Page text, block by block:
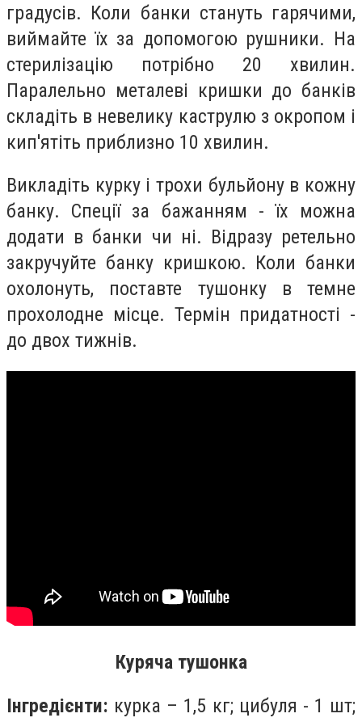
градусів. Коли банки стануть гарячими,
виймайте їх за допомогою рушники. На
стерилізацію потрібно 20 хвилин.
Паралельно металеві кришки до банків
складіть в невелику каструлю з окропом і
кип'ятіть приблизно 10 хвилин.
Викладіть курку і трохи бульйону в кожну
банку. Спеції за бажанням - їх можна
додати в банки чи ні. Відразу ретельно
закручуйте банку кришкою. Коли банки
охолонуть, поставте тушонку в темне
прохолодне місце. Термін придатності -
до двох тижнів.
Куряча тушонка
Інгредієнти: курка – 1,5 кг; цибуля - 1 шт;